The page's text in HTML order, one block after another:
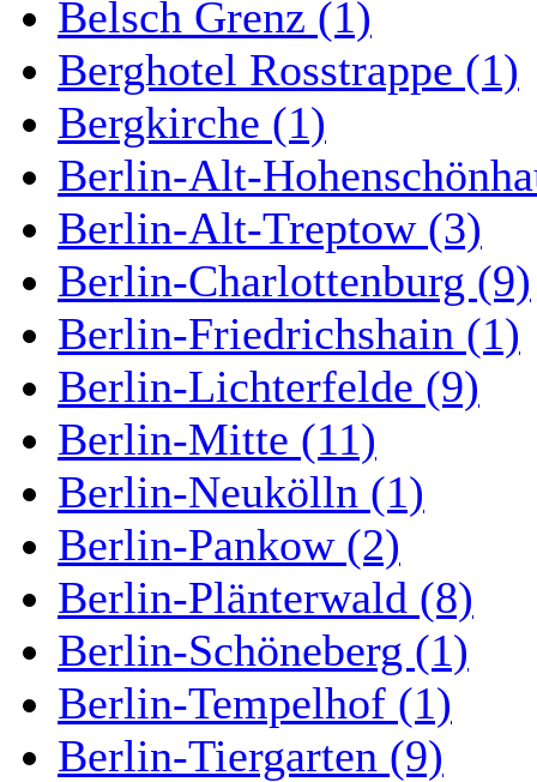
Belsch Grenz (1)
Berghotel Rosstrappe (1)
Bergkirche (1)
Berlin-Alt-
Berlin-Alt-Treptow (3)
Berlin-Charlottenburg (9)
Berlin-Friedrichshain (1)
Berlin-Lichterfelde (9)
Berlin-Mitte (11)
Berlin-Neukölln (1)
Berlin-Pankow (2)
Berlin-Plänterwald (8)
Berlin-Schöneberg (1)
Berlin-Tempelhof (1)
Berlin-Tiergarten (9)